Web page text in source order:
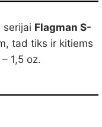
serijai Flagman S-
tad tiks ir kitiems
1,5 oz.